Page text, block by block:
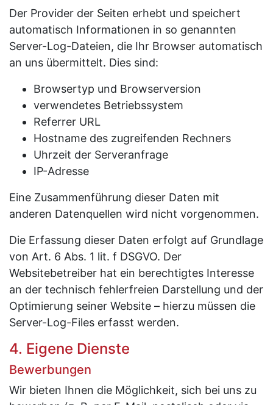
Der Provider der Seiten erhebt und speichert
automatisch Informationen in so genannten
Server-Log-Dateien, die Ihr Browser automatisch
an uns übermittelt. Dies sind:
Browsertyp und Browserversion
verwendetes Betriebssystem
Referrer URL
Hostname des zugreifenden Rechners
Uhrzeit der Serveranfrage
IP-Adresse
Eine Zusammenführung dieser Daten mit
anderen Datenquellen wird nicht vorgenommen.
Die Erfassung dieser Daten erfolgt auf Grundlage
von Art. 6 Abs. 1 lit. f DSGVO. Der
Websitebetreiber hat ein berechtigtes Interesse
an der technisch fehlerfreien Darstellung und der
Optimierung seiner Website – hierzu müssen die
Server-Log-Files erfasst werden.
4. Eigene Dienste
Bewerbungen
Wir bieten Ihnen die Möglichkeit, sich bei uns zu